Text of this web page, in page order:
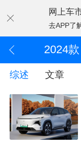
网上车
去APP了
综述 文章